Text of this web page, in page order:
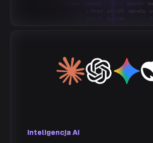
Inteligencja AI
Inteligencja AI